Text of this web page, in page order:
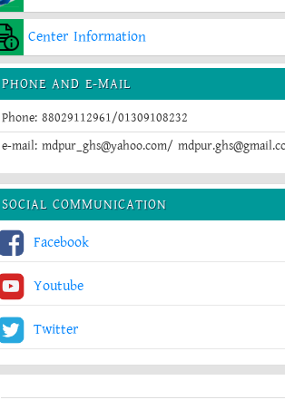
Center Information
PHONE AND E-MAIL
Phone: 88029112961/01309108232
e-mail: mdpur_ghs@yahoo.com/
SOCIAL COMMUNICATION
Facebook
Youtube
Twitter